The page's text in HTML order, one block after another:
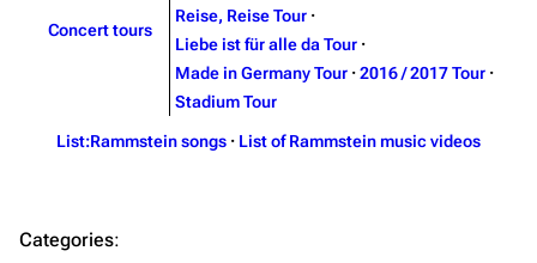
Videography
Merchandise
Videography
Song list
Concert tours
Reise, Reise Tour ·
Liebe ist für alle da Tour ·
Made in Germany Tour · 2016 / 2017 Tour ·
Stadium Tour
List:Rammstein songs · List of Rammstein music videos
Categories: